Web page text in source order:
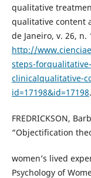
qualitative
qualitative content
de Janeiro, v. 26, n.
http://
steps-
clinicalqualitative-
id=17198&id=17198
FREDRICKSON,
“Objectification
women’s lived
Psychology of